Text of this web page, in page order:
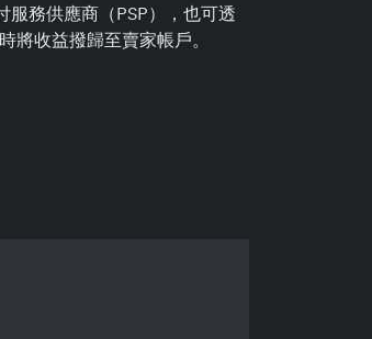
務供應商（PSP），也可透
將收益撥歸至賣家帳戶。